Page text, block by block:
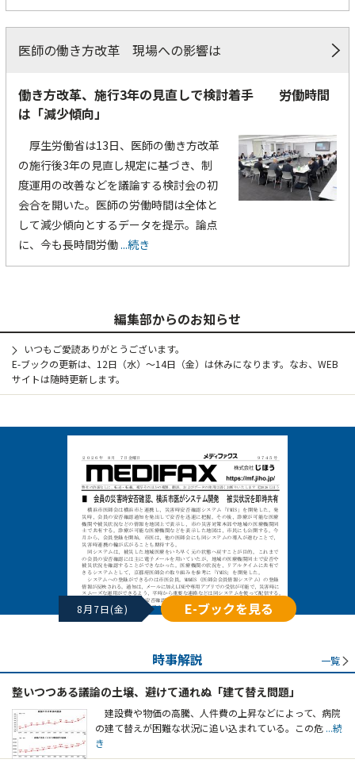
医師の働き方改革 現場への影響は
働き方改革、施行3年の見直しで検討着手 労働時間
は「減少傾向」
厚生労働省は13日、医師の働き方改革
の施行後3年の見直し規定に基づき、制
度運用の改善などを議論する検討会の初
会合を開いた。医師の労働時間は全体と
して減少傾向とするデータを提示。論点
に、今も長時間労働...続き
編集部からのお知らせ
いつもご愛読ありがとうございます。
E-ブックの更新は、12日（水）～14日（金）は休みになります。なお、WEB
サイトは随時更新します。
8月7日(金) E-ブックを見る
時事解説 一覧
整いつつある議論の土壌、避けて通れぬ「建て替え問題」
建設費や物価の高騰、人件費の上昇などによって、病院
の建て替えが困難な状況に追い込まれている。この危 ...続
き